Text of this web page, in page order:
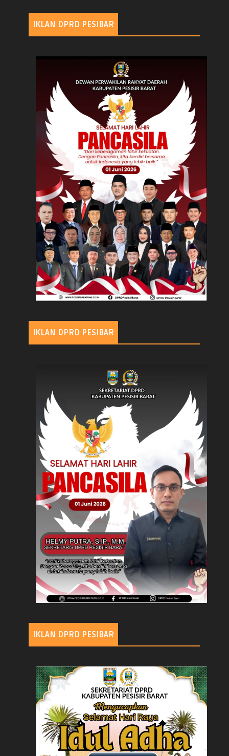
IKLAN DPRD PESIBAR
IKLAN DPRD PESIBAR
IKLAN DPRD PESIBAR